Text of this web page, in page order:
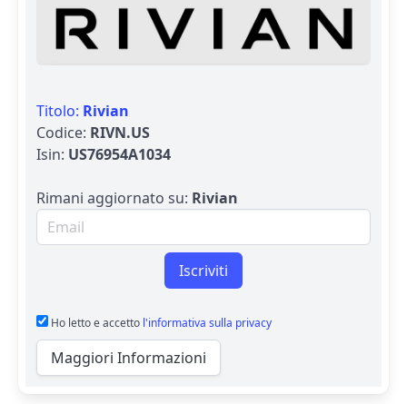
Titolo: Rivian
Codice: RIVN.US
Isin: US76954A1034
Rimani aggiornato su: Rivian
Email per newsletter
Iscriviti
Ho letto e accetto l'informativa sulla privacy
Maggiori Informazioni